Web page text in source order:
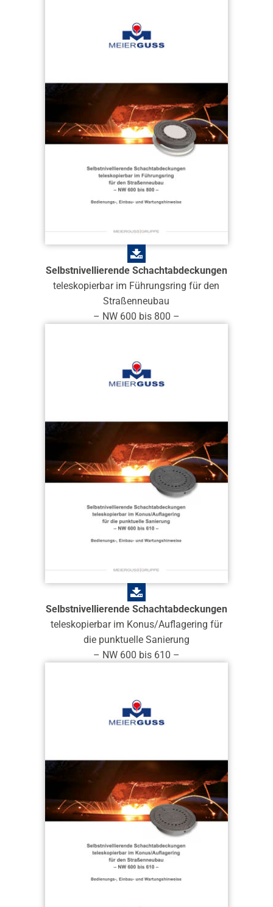
Selbstnivellierende Schachtabdeckungen
teleskopierbar im Führungsring für den
Straßenneubau
– NW 600 bis 800 –
Selbstnivellierende Schachtabdeckungen
teleskopierbar im Konus/Auflagering für
die punktuelle Sanierung
– NW 600 bis 610 –